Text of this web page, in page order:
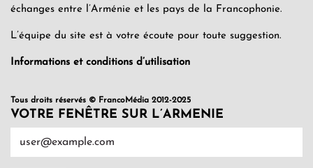
échanges entre l’Arménie et les pays de la Francophonie.
L’équipe du site est à votre écoute pour toute suggestion.
Informations et conditions d’utilisation
Tous droits réservés © FrancoMédia 2012-2025
VOTRE FENÊTRE SUR L’ARMENIE